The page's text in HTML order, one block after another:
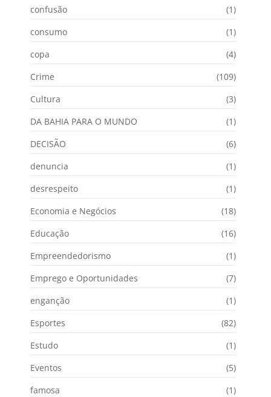
confusão
(1)
consumo
(1)
copa
(4)
Crime
(109)
Cultura
(3)
DA BAHIA PARA O MUNDO
(1)
DECISÃO
(6)
denuncia
(1)
desrespeito
(1)
Economia e Negócios
(18)
Educação
(16)
Empreendedorismo
(1)
Emprego e Oportunidades
(7)
enganção
(1)
Esportes
(82)
Estudo
(1)
Eventos
(5)
famosa
(1)